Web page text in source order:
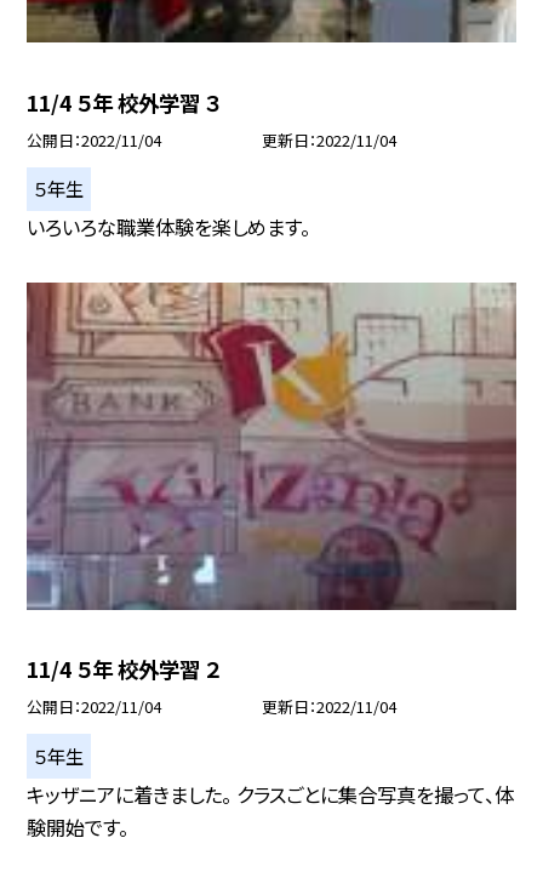
11/4 ５年 校外学習 ３
公開日 2022/11/04 更新日 2022/11/04
５年生
いろいろな職業体験を楽しめます。
11/4 ５年 校外学習 ２
公開日 2022/11/04 更新日 2022/11/04
５年生
キッザニアに着きました。 クラスごとに集合写真を撮って、体
験開始です。